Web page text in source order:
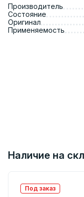
Производитель
Состояние
Оригинал
Применяемость
Наличие на
Под заказ